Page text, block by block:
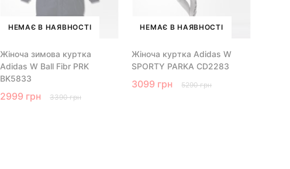
НЕМАЄ В НАЯВНОСТІ
Жіноча зимова куртка
Adidas W Ball Fibr PRK
BK5833
2999 грн 3390 грн
НЕМАЄ В НАЯВНОСТІ
Жіноча куртка Adidas W
SPORTY PARKA CD2283
3099 грн 5290 грн